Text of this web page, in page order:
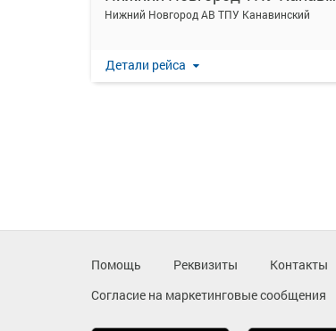
Нижний Новгород АВ ТПУ Канавинский
Детали рейса
Помощь Реквизиты Контакты
Согласие на маркетинговые сообщения